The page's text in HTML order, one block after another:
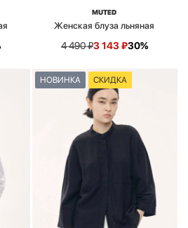
MUTED
Женская блуза льняная
4 490₽3 143₽30%
НОВИНКА СКИДКА